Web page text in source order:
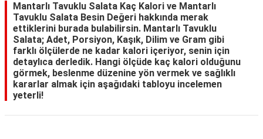
Mantarlı Tavuklu Salata Kaç Kalori ve Mantarlı
Tavuklu Salata Besin Değeri hakkında merak
ettiklerini burada bulabilirsin. Mantarlı Tavuklu
Salata; Adet, Porsiyon, Kaşık, Dilim ve Gram gibi
farklı ölçülerde ne kadar kalori içeriyor, senin için
detaylıca derledik. Hangi ölçüde kaç kalori olduğunu
görmek, beslenme düzenine yön vermek ve sağlıklı
kararlar almak için aşağıdaki tabloyu incelemen
yeterli!